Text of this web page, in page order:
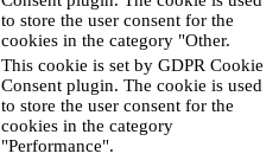
to store the user consent for the
cookies in the category "Other.
This cookie is set by GDPR Cookie
Consent plugin. The cookie is used
to store the user consent for the
cookies in the category
"Performance".